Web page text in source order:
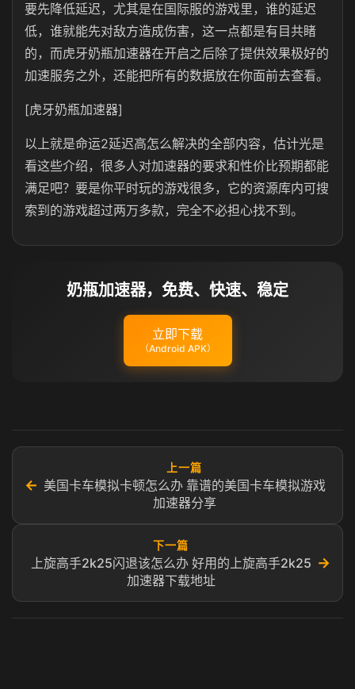
要先降低延迟，尤其是在国际服的游戏里，谁的延迟
低，谁就能先对敌方造成伤害，这一点都是有目共睹
的，而虎牙奶瓶加速器在开启之后除了提供效果极好的
加速服务之外，还能把所有的数据放在你面前去查看。
[虎牙奶瓶加速器]
以上就是命运2延迟高怎么解决的全部内容，估计光是
看这些介绍，很多人对加速器的要求和性价比预期都能
满足吧？要是你平时玩的游戏很多，它的资源库内可搜
索到的游戏超过两万多款，完全不必担心找不到。
奶瓶加速器，免费、快速、稳定
立即下载
（Android APK）
←
上一篇
美国卡车模拟卡顿怎么办 靠谱的美国卡车模拟游戏
加速器分享
下一篇
上旋高手2k25闪退该怎么办 好用的上旋高手2k25
加速器下载地址
→